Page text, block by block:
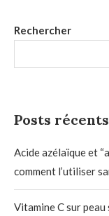
Rechercher
Posts récents
Acide azélaïque et
comment l’utiliser
Vitamine C sur peau